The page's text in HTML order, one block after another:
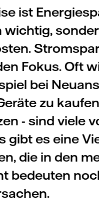
ist
Fokus. Oft
bei
zu
- sind viele
gibt es eine
die in den
bedeuten